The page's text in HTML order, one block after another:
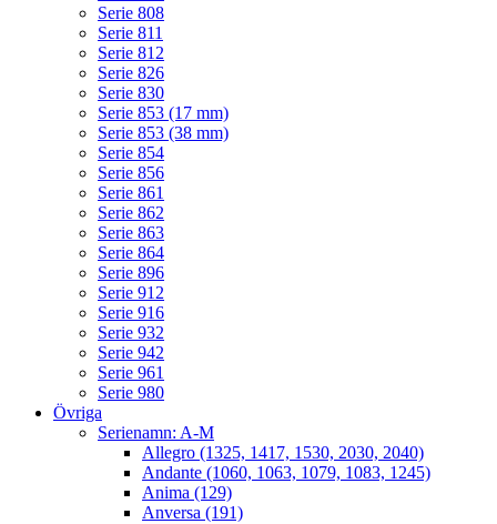
Serie 808
Serie 811
Serie 812
Serie 826
Serie 830
Serie 853 (17 mm)
Serie 853 (38 mm)
Serie 854
Serie 856
Serie 861
Serie 862
Serie 863
Serie 864
Serie 896
Serie 912
Serie 916
Serie 932
Serie 942
Serie 961
Serie 980
Övriga
Serienamn: A-M
Allegro (1325, 1417, 1530, 2030, 2040)
Andante (1060, 1063, 1079, 1083, 1245)
Anima (129)
Anversa (191)